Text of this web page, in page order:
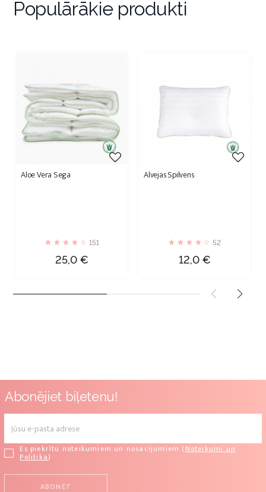
Populārākie produkti
Aloe Vera Sega
151
Cena
25,0 €
Alvejas Spilvens
52
Cena
12,0 €
Abonējiet biļetenu!
Es piekrītu noteikumiem un nosacījumiem (Noteikumi un
Politika)